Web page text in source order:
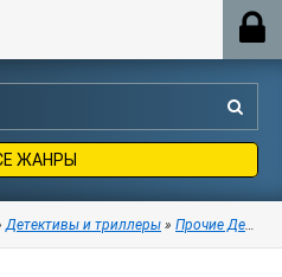
ЖАНРЫ
Детективы и триллеры » Прочие